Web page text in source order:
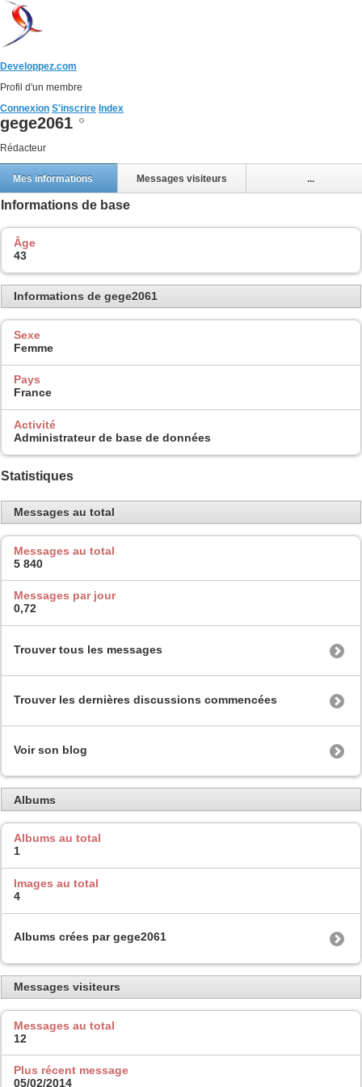
Developpez.com
Profil d'un membre
Connexion S'inscrire Index
gege2061
Rédacteur
Mes informations Messages visiteurs ...
Informations de base
Âge
43
Informations de gege2061
Sexe
Femme
Pays
France
Activité
Administrateur de base de données
Statistiques
Messages au total
Messages au total
5 840
Messages par jour
0,72
Trouver tous les messages
Trouver les dernières discussions commencées
Voir son blog
Albums
Albums au total
1
Images au total
4
Albums crées par gege2061
Messages visiteurs
Messages au total
12
Plus récent message
05/02/2014